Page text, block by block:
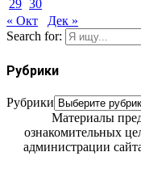
29 30
« Окт
Дек »
Search for:
Рубрики
Рубрики
Материалы
ознакомительных
администрации